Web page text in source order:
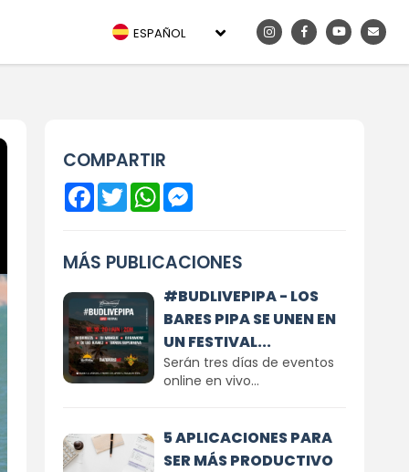
ESPAÑOL
COMPARTIR
Facebook
TwitterWhatsAppMessenger
MÁS PUBLICACIONES
#BUDLIVEPIPA - LOS
BARES PIPA SE UNEN EN
UN FESTIVAL...
Serán tres días de eventos
online en vivo...
5 APLICACIONES PARA
SER MÁS PRODUCTIVO